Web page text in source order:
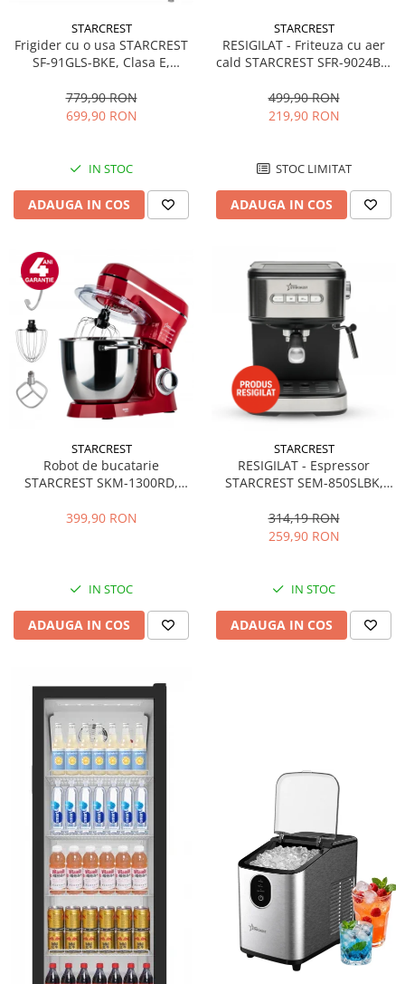
STARCREST
Frigider cu o usa STARCREST
SF-91GLS-BKE, Clasa E,
interioara, H 83 cm, Sticla
Neagra
779,90 RON
699,90 RON
IN STOC
ADAUGA IN COS
STARCREST
RESIGILAT - Friteuza cu aer
cald STARCREST SFR-9024BK,
Termostat 80 - 200 °C, 12
programe, Negru
499,90 RON
219,90 RON
STOC LIMITAT
ADAUGA IN COS
STARCREST
Robot de bucatarie
STARCREST SKM-1300RD,
Accesorii, 10 Viteze + Pulse,
399,90 RON
IN STOC
ADAUGA IN COS
STARCREST
RESIGILAT - Espressor
STARCREST SEM-850SLBK,
detasabil 1.5L, dispozitiv
spumare, filtru dublu din
314,19 RON
259,90 RON
IN STOC
ADAUGA IN COS